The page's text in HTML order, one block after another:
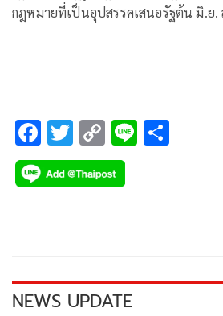
กฎหมายที่เป็นอุปสรรคเสนอรัฐต้น มิ.ย.
F
ac
e
k
T
wi
tt
C
o
p
k
Li
NEWS UPDATE